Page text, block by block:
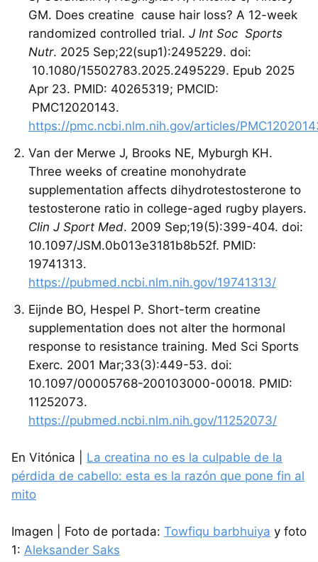
GM. Does creatine cause hair loss? A 12-week
randomized controlled trial. J Int Soc Sports
Nutr. 2025 Sep;22(sup1):2495229. doi:
10.1080/15502783.2025.2495229. Epub 2025
Apr 23. PMID: 40265319; PMCID:
PMC12020143.
https://pmc.ncbi.nlm.nih.gov/articles/
Van der Merwe J, Brooks NE, Myburgh KH.
Three weeks of creatine monohydrate
supplementation affects dihydrotestosterone to
testosterone ratio in college-aged rugby players.
Clin J Sport Med. 2009 Sep;19(5):399-404. doi:
10.1097/JSM.0b013e3181b8b52f. PMID:
19741313.
https://pubmed.ncbi.nlm.nih.gov/19741313/
Eijnde BO, Hespel P. Short-term creatine
supplementation does not alter the hormonal
response to resistance training. Med Sci Sports
Exerc. 2001 Mar;33(3):449-53. doi:
10.1097/00005768-200103000-00018. PMID:
11252073.
https://pubmed.ncbi.nlm.nih.gov/11252073/
En Vitónica | La creatina no es la culpable de la
pérdida de cabello: esta es la razón que pone fin al
mito
Imagen | Foto de portada: Towfiqu barbhuiya y foto
1: Aleksander Saks